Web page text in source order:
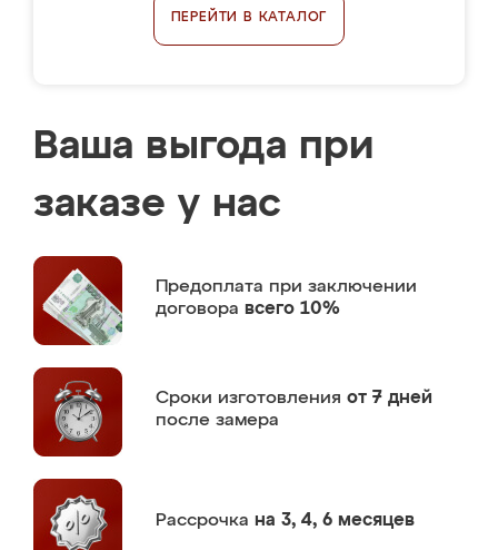
ПЕРЕЙТИ В КАТАЛОГ
Ваша выгода при
заказе у нас
Предоплата при заключении
договора всего 10%
Сроки изготовления от 7 дней
после замера
Рассрочка на 3, 4, 6 месяцев